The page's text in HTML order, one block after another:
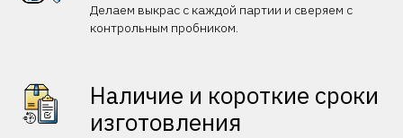
Делаем выкрас с каждой партии и сверяем с
контрольным пробником.
Наличие и короткие сроки
изготовления